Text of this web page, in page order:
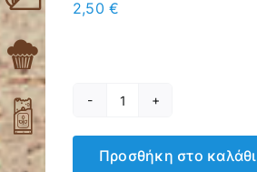
2,50€
Τοστ
Χωριάτικο
με
Προσθήκη στο καλάθι